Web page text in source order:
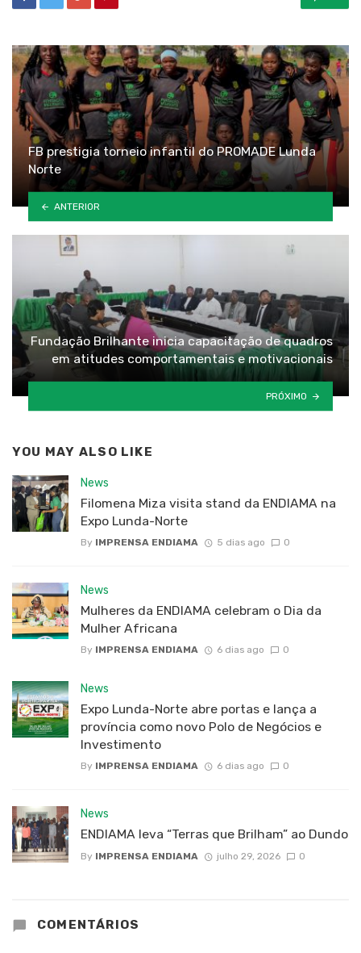
FB prestigia torneio infantil do PROMADE Lunda
Norte
ANTERIOR
Fundação Brilhante inicia capacitação de quadros
em atitudes comportamentais e motivacionais
PRÓXIMO
YOU MAY ALSO LIKE
News
Filomena Miza visita stand da ENDIAMA na
Expo Lunda-Norte
By IMPRENSA ENDIAMA 5 dias ago 0
News
Mulheres da ENDIAMA celebram o Dia da
Mulher Africana
By IMPRENSA ENDIAMA 6 dias ago 0
News
Expo Lunda-Norte abre portas e lança a
província como novo Polo de Negócios e
Investimento
By IMPRENSA ENDIAMA 6 dias ago 0
News
ENDIAMA leva “Terras que Brilham” ao Dundo
By IMPRENSA ENDIAMA julho 29, 2026 0
COMENTÁRIOS